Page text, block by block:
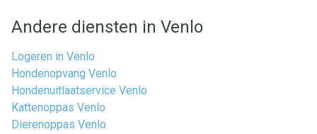
Andere diensten in Venlo
Logeren in Venlo
Hondenopvang Venlo
Hondenuitlaatservice Venlo
Kattenoppas Venlo
Dierenoppas Venlo